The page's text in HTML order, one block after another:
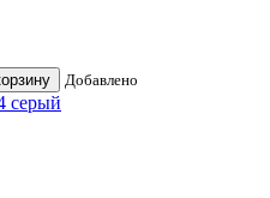
Добавлено
серый